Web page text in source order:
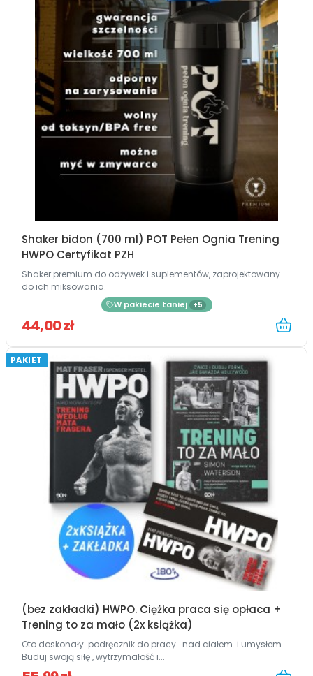
Shaker bidon (700 ml) POT Pełen Ognia Trening
HWPO Certyfikat PZH
Shaker premium do odżywek i suplementów, zaprojektowany
do ich miksowania.
W pakiecie taniej +5
44,00 zł
PAKIET
(bez zakładki) HWPO. Ciężka praca się opłaca +
Trening to za mało (2x książka)
Oto doskonały podręcznik do pracy nad ciałem i umysłem.
Buduj swoją siłę , wytrzymałość i...